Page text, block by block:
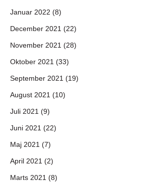
Januar 2022 (8)
December 2021 (22)
November 2021 (28)
Oktober 2021 (33)
September 2021 (19)
August 2021 (10)
Juli 2021 (9)
Juni 2021 (22)
Maj 2021 (7)
April 2021 (2)
Marts 2021 (8)